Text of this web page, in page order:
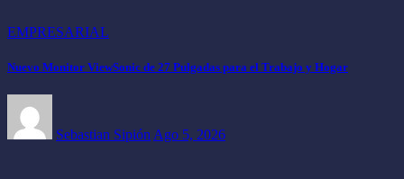
EMPRESARIAL
Nuevo Monitor ViewSonic de 27 Pulgadas para el Trabajo y Hogar
Sebastian Sipión Ago 5, 2026